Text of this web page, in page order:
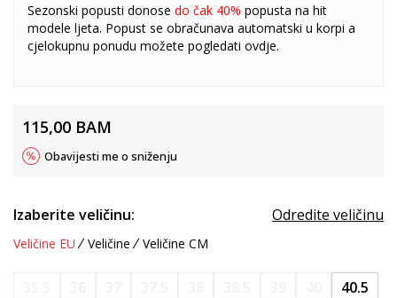
Sezonski popusti donose do čak 40% popusta na hit
modele ljeta. Popust se obračunava automatski u korpi a
cjelokupnu ponudu možete pogledati ovdje.
115,00 BAM
Obavijesti me o sniženju
Izaberite veličinu: Odredite veličinu
Veličine EU Veličine Veličine CM
40.5